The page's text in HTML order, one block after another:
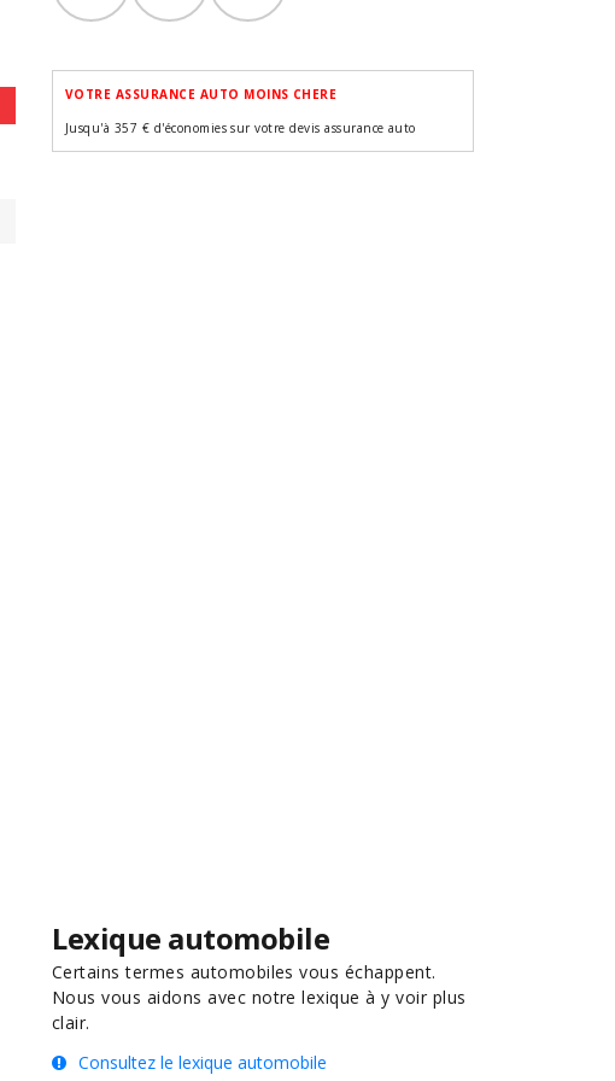
VOTRE ASSURANCE AUTO MOINS CHERE
Jusqu'à 357 € d'économies sur votre devis assurance auto
Lexique automobile
Certains termes automobiles vous échappent.
Nous vous aidons avec notre lexique à y voir plus
clair.
Consultez le lexique automobile